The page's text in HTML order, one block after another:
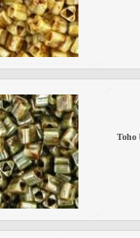
Toho